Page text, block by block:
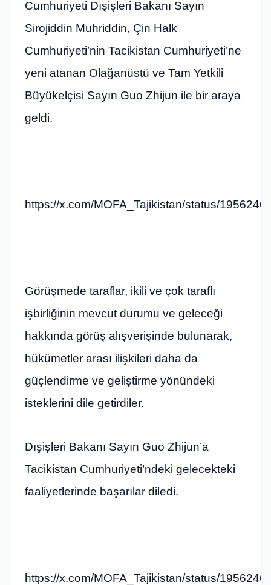
Cumhuriyeti Dışişleri Bakanı Sayın
Sirojiddin Muhriddin, Çin Halk
Cumhuriyeti’nin Tacikistan Cumhuriyeti’ne
yeni atanan Olağanüstü ve Tam Yetkili
Büyükelçisi Sayın Guo Zhijun ile bir araya
geldi.
https://x.com/MOFA_Tajikistan/status/
Görüşmede taraflar, ikili ve çok taraflı
işbirliğinin mevcut durumu ve geleceği
hakkında görüş alışverişinde bulunarak,
hükümetler arası ilişkileri daha da
güçlendirme ve geliştirme yönündeki
isteklerini dile getirdiler.
Dışişleri Bakanı Sayın Guo Zhijun’a
Tacikistan Cumhuriyeti’ndeki gelecekteki
faaliyetlerinde başarılar diledi.
https://x.com/MOFA_Tajikistan/status/